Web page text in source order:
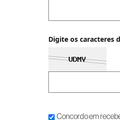
Digite os caracteres
Concordo em